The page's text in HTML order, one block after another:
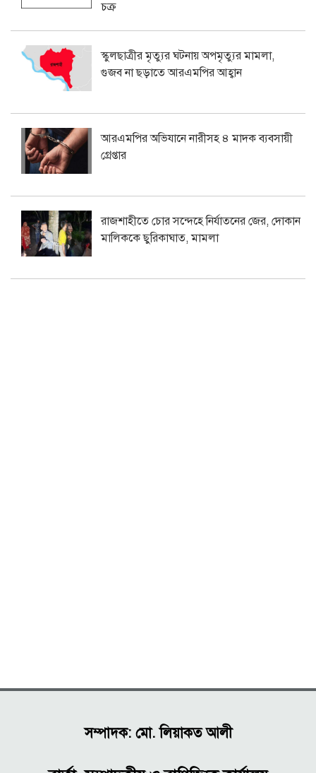
চক্র
স্কুলছাত্রীর মৃত্যুর ঘটনায় অপমৃত্যুর মামলা,
গুজব না ছড়াতে আরএমপির আহ্বান
আরএমপির অভিযানে নারীসহ ৪ মাদক ব্যবসায়ী
গ্রেপ্তার
রাজশাহীতে চোর সন্দেহে নির্যাতনের জের, দোকান
মালিককে ছুরিকাঘাত, মামলা
সম্পাদক: মো. লিয়াকত আলী